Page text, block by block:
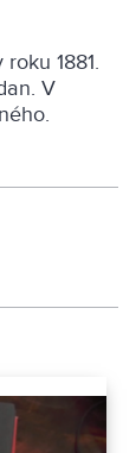
1881.
V